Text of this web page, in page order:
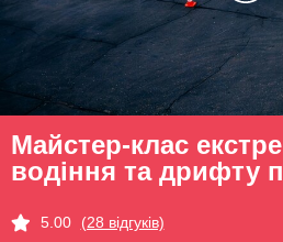
Майстер-клас
водіння та дрифту
5.00 (28 відгуків)